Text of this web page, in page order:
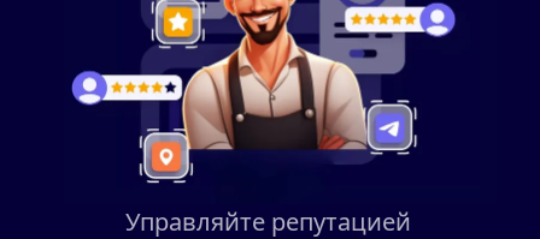
Управляйте репутацией